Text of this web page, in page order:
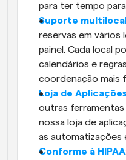
para ter tempo
Suporte
reservas em vários
painel. Cada local
calendários e
coordenação mais
Loja de
outras
nossa loja de
as automatizações
Conforme à HIPAA